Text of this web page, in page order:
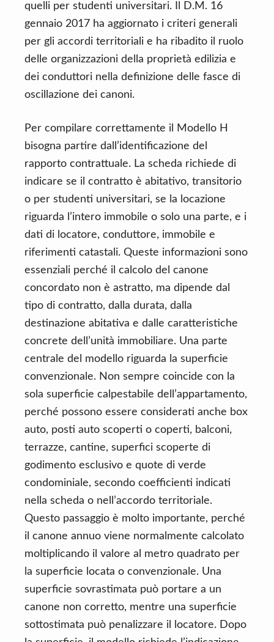
quelli per studenti universitari. Il D.M. 16
gennaio 2017 ha aggiornato i criteri generali
per gli accordi territoriali e ha ribadito il ruolo
delle organizzazioni della proprietà edilizia e
dei conduttori nella definizione delle fasce di
oscillazione dei canoni.
Per compilare correttamente il Modello H
bisogna partire dall’identificazione del
rapporto contrattuale. La scheda richiede di
indicare se il contratto è abitativo, transitorio
o per studenti universitari, se la locazione
riguarda l’intero immobile o solo una parte, e i
dati di locatore, conduttore, immobile e
riferimenti catastali. Queste informazioni sono
essenziali perché il calcolo del canone
concordato non è astratto, ma dipende dal
tipo di contratto, dalla durata, dalla
destinazione abitativa e dalle caratteristiche
concrete dell’unità immobiliare. Una parte
centrale del modello riguarda la superficie
convenzionale. Non sempre coincide con la
sola superficie calpestabile dell’appartamento,
perché possono essere considerati anche box
auto, posti auto scoperti o coperti, balconi,
terrazze, cantine, superfici scoperte di
godimento esclusivo e quote di verde
condominiale, secondo coefficienti indicati
nella scheda o nell’accordo territoriale.
Questo passaggio è molto importante, perché
il canone annuo viene normalmente calcolato
moltiplicando il valore al metro quadrato per
la superficie locata o convenzionale. Una
superficie sovrastimata può portare a un
canone non corretto, mentre una superficie
sottostimata può penalizzare il locatore. Dopo